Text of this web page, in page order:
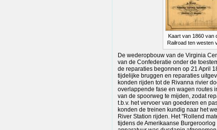
Kaart van 1860 van
Railroad ten westen
De wederopbouw van de Virginia
van de Confederatie onder de
de reparaties begonnen op 21 April
tijdelijke bruggen en reparaties
konden rijden tot de Rivanna rivier
overlappende fase en wagen routes
van de spoorweg te mijden, zodat
t.b.v. het vervoer van goederen en
konden de treinen kundig naar het
River Station rijden. Het "Rollend
tijdens de Amerikaanse